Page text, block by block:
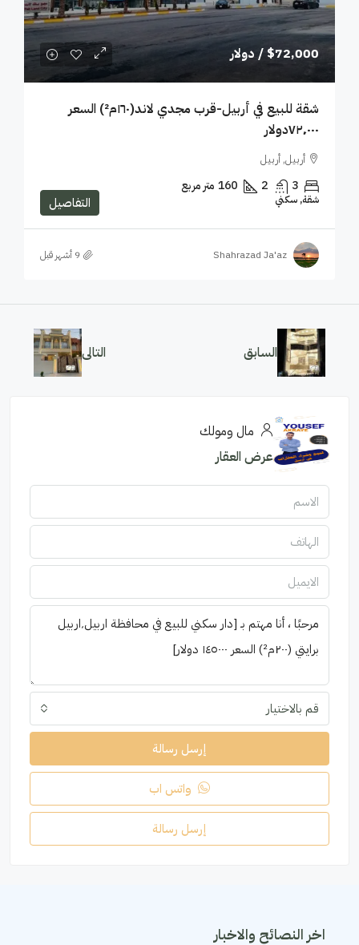
$72,000/ دولار
شقة للبيع في أربيل-قرب مجدي لاند(١٦٠م²) السعر
٧٢٬٠٠٠دولار
أربيل, أربيل
2
160 متر مربع
شقة, سكني التفاصيل
Shahrazad Ja'az
السابق
مال ومولك
عرض العقار
قم بالاختيار
إرسل رسالة
واتس اب
إرسل رسالة
اخر النصائح والاخبار